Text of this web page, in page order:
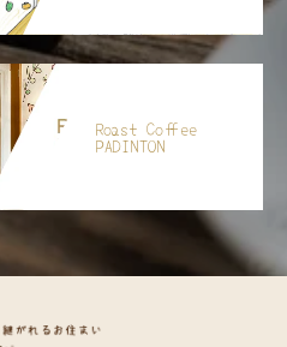
Roast Coffee
PADINTON